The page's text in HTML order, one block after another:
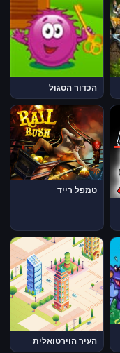
הכדור הסגול
טמפל רייד
העיר הוירטואלית